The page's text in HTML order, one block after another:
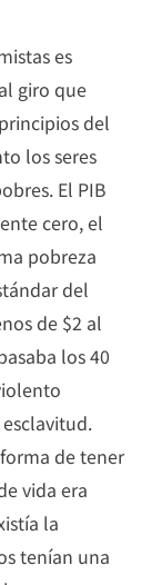
es
giro que
del
los seres
El PIB
cero, el
pobreza
del
de $2 al
los 40
de tener
vida era
la
tenían una